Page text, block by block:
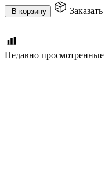
В корзину Заказать
Недавно просмотренные